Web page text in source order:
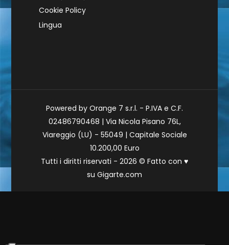
Cookie Policy
Lingua
Powered by Orange 7 s.r.l. - P.IVA e C.F.
02486790468 | Via Nicola Pisano 76L,
Viareggio (LU) - 55049 | Capitale Sociale
10.200,00 Euro
Tutti i diritti riservati - 2026 © Fatto con ♥
su Gigarte.com